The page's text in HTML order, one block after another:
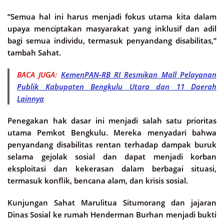
“Semua hal ini harus menjadi fokus utama kita dalam
upaya menciptakan masyarakat yang inklusif dan adil
bagi semua individu, termasuk penyandang disabilitas,”
tambah Sahat.
BACA JUGA: KemenPAN-RB RI Resmikan Mall Pelayanan
Publik Kabupaten Bengkulu Utara dan 11 Daerah
Lainnya
Penegakan hak dasar ini menjadi salah satu prioritas
utama Pemkot Bengkulu. Mereka menyadari bahwa
penyandang disabilitas rentan terhadap dampak buruk
selama gejolak sosial dan dapat menjadi korban
eksploitasi dan kekerasan dalam berbagai situasi,
termasuk konflik, bencana alam, dan krisis sosial.
Kunjungan Sahat Marulitua Situmorang dan jajaran
Dinas Sosial ke rumah Henderman Burhan menjadi bukti